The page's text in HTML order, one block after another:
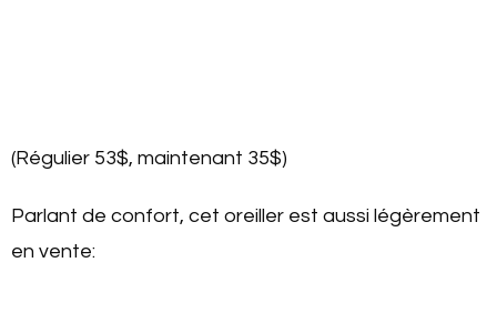
(Régulier 53$, maintenant 35$)
Parlant de confort, cet oreiller est aussi légèrement
en vente: